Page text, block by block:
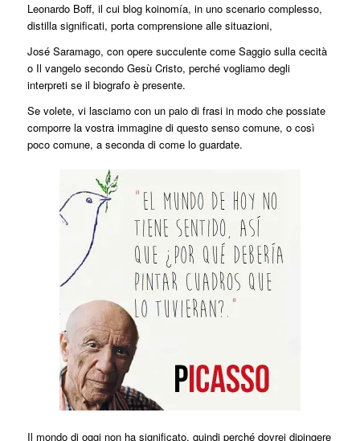
Leonardo Boff, il cui blog koinomía, in uno scenario complesso,
distilla significati, porta comprensione alle situazioni,
José Saramago, con opere succulente come Saggio sulla cecità
o Il vangelo secondo Gesù Cristo, perché vogliamo degli
interpreti se il biografo è presente.
Se volete, vi lasciamo con un paio di frasi in modo che possiate
comporre la vostra immagine di questo senso comune, o così
poco comune, a seconda di come lo guardate.
Il mondo di oggi non ha significato, quindi perché dovrei dipingere